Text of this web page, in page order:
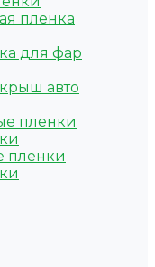
пленка
для фар
авто
пленки
пленки